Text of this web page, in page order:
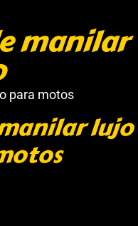
manilar
para motos
lujo